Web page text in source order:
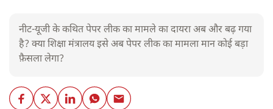
नीट-यूजी के कथित पेपर लीक का मामले का दायरा अब और बढ़ गया
है? क्या शिक्षा मंत्रालय इसे अब पेपर लीक का मामला मान कोई बड़ा
फ़ैसला लेगा?